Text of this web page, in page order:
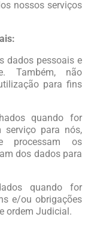
nossos serviços
dados pessoais e
Também, não
para fins
quando for
serviço para nós,
processam os
dos dados para
quando for
e/ou obrigações
ordem Judicial.